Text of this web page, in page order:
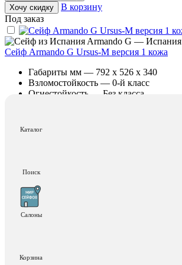
Каталог
Поиск
Салоны
Корзина
Хочу скидку
В корзину
Под заказ
Armando G — Испания
Сейф Armando G Ursus-M версия 1 кожа
Габариты мм — 792 x 526 x 340
Взломостойкость — 0-й класс
Огнестойкость — Без класса
Добавить в корзину
Сейф Armando G Ursus-L версия 3 кожа
Габариты мм — 792 x 736 x 340
Взломостойкость — 3-й класс
Добавить в корзину